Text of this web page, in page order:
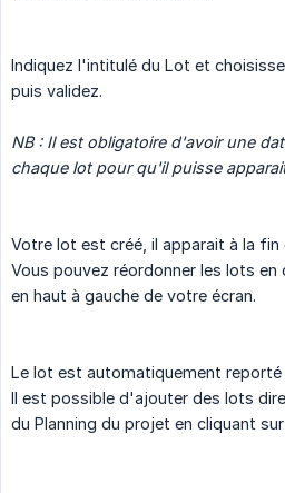
Indiquez l'intitulé du Lot et
puis validez.
NB : Il est obligatoire d'avoir une
chaque lot pour qu'il puisse
Votre lot est créé, il apparait à la fin
Vous pouvez réordonner les lots
en haut à gauche de votre écran.
Le lot est automatiquement reporté
Il est possible d'ajouter des lots
du Planning du projet en cliquant